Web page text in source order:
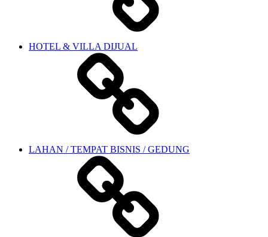
HOTEL & VILLA DIJUAL
LAHAN / TEMPAT BISNIS / GEDUNG